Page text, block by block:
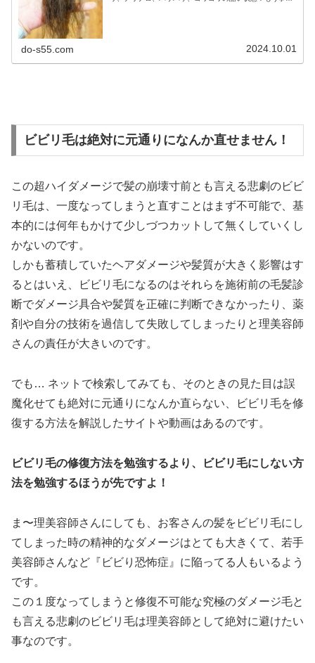
do-s55.com 2024.10.01
ビビリ毛は絶対に元通りになんか直せません！
この超ハイダメージで髪の崩壊寸前とも言える悲劇のビビ
リ毛は、一度なってしまうと直すことはまず不可能で、基
本的には何年もかけて少しづつカットして無くしていくし
かないのです。
しかも蓄積していたヘアダメージや髪質が大きく影響はす
るとはいえ、ビビリ毛になるのはそれらを施術前の毛髪診
断でダメージ具合や髪質を正確に判断できなかったり、薬
剤や自分の技術を過信して失敗してしまったりと理美容師
さんの責任が大きいのです。
でも… ネットで検索してみても、そのときの見た目は誤
魔化せても絶対に元通りになんか直らない、ビビリ毛を修
復する方法を解説したサイトや動画はあるのです。
ビビリ毛の修復方法を勉強するより、ビビリ毛にしない方
法を勉強するほうが先ですよ！
ま〜理美容師さんにしても、お客さんの髪をビビリ毛にし
てしまった時の精神的なダメージはとても大きくて、若手
美容師さんなど『ビビり恐怖症』に陥ってる人もいるよう
です。
この１度なってしまうと修復不可能な究極のダメージ毛と
も言える悲劇のビビリ毛は理美容師として絶対に避けたい
事なのです。